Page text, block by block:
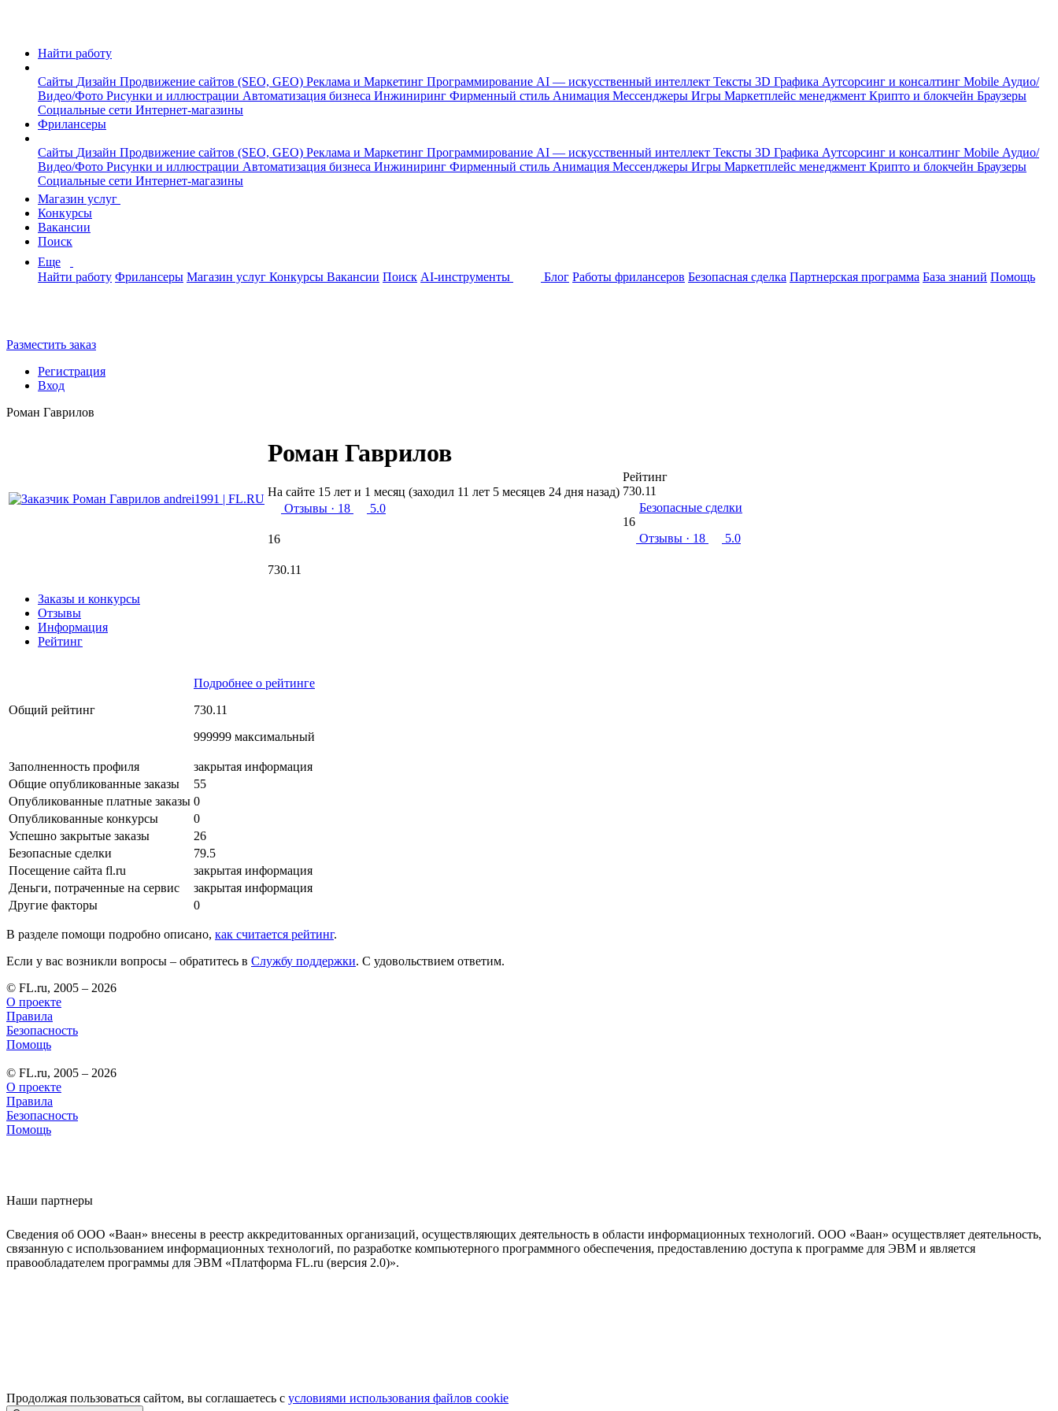
Найти работу
Сайты Дизайн Продвижение сайтов (SEO, GEO) Реклама и Маркетинг Программирование AI — искусственный интеллект Тексты 3D Графика Аутсорсинг и консалтинг Mobile Аудио/
Видео/Фото Рисунки и иллюстрации Автоматизация бизнеса Инжиниринг Фирменный стиль Анимация Мессенджеры Игры Маркетплейс менеджмент Крипто и блокчейн Браузеры
Социальные сети Интернет-магазины
Фрилансеры
Сайты Дизайн Продвижение сайтов (SEO, GEO) Реклама и Маркетинг Программирование AI — искусственный интеллект Тексты 3D Графика Аутсорсинг и консалтинг Mobile Аудио/
Видео/Фото Рисунки и иллюстрации Автоматизация бизнеса Инжиниринг Фирменный стиль Анимация Мессенджеры Игры Маркетплейс менеджмент Крипто и блокчейн Браузеры
Социальные сети Интернет-магазины
Магазин услуг
Конкурсы
Вакансии
Поиск
Еще
Найти работу Фрилансеры Магазин услуг Конкурсы Вакансии Поиск AI-инструменты Блог Работы фрилансеров Безопасная сделка Партнерская программа База знаний Помощь
Разместить заказ
Регистрация
Вход
Роман Гаврилов
Роман Гаврилов
На сайте 15 лет и 1 месяц (заходил 11 лет 5 месяцев 24 дня назад)
Отзывы · 18 5.0
16
730.11
Рейтинг
730.11
Безопасные сделки
16
Отзывы · 18 5.0
Заказы и конкурсы
Отзывы
Информация
Рейтинг
Общий рейтинг
Подробнее о рейтинге
730.11
999999 максимальный
Заполненность профиля
закрытая информация
Общие опубликованные заказы
55
Опубликованные платные заказы 0
Опубликованные конкурсы
0
Успешно закрытые заказы
26
Безопасные сделки
79.5
Посещение сайта fl.ru
закрытая информация
Деньги, потраченные на сервис
закрытая информация
Другие факторы
0
В разделе помощи подробно описано, как считается рейтинг.
Если у вас возникли вопросы – обратитесь в Службу поддержки. С удовольствием ответим.
© FL.ru, 2005 – 2026
О проекте
Правила
Безопасность
Помощь
© FL.ru, 2005 – 2026
О проекте
Правила
Безопасность
Помощь
Наши партнеры
Сведения об ООО «Ваан» внесены в реестр аккредитованных организаций, осуществляющих деятельность в области информационных технологий. ООО «Ваан» осуществляет деятельность,
связанную с использованием информационных технологий, по разработке компьютерного программного обеспечения, предоставлению доступа к программе для ЭВМ и является
правообладателем программы для ЭВМ «Платформа FL.ru (версия 2.0)».
Продолжая пользоваться сайтом, вы соглашаетесь с условиями использования файлов cookie